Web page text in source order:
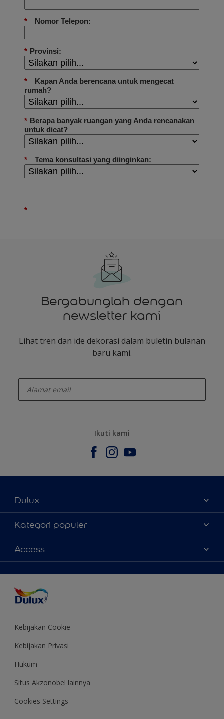
Bergabunglah dengan
newsletter kami
Lihat tren dan ide dekorasi dalam buletin bulanan
baru kami.
Ikuti kami
Dulux
Tentang Kami
Contact us
Temukan toko
Kategori populer
Warna
Produk
Inspirasi
Saran Mendekorasi
Colour of the Year
Access
Kebijakan Cookie
Kebijakan Privasi
Hukum
Situs Akzonobel lainnya
Cookies Settings